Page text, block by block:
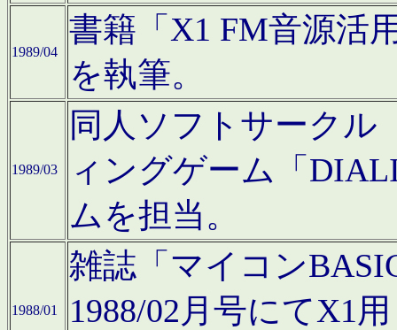
1989/04
書籍「X1 FM音源活
を執筆。
1989/03
同人ソフトサークル
ィングゲーム「
ムを担当。
1988/01
雑誌「マイコン
1988/02月号にてX1